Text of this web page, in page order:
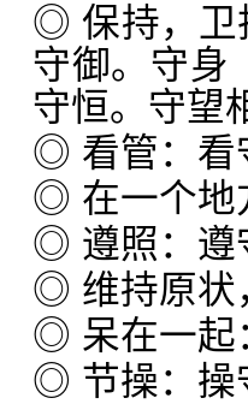
◎ 保持，卫
守御。守身
守恒。守望
◎ 看管：看
◎ 在一个地
◎ 遵照：遵
◎ 维持原状
◎ 呆在一起
◎ 节操：操